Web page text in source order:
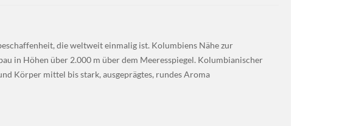
die weltweit einmalig ist. Kolumbiens Nähe zur
in Höhen über 2.000 m über dem Meeresspiegel. Kolumbianischer
Körper mittel bis stark, ausgeprägtes, rundes Aroma